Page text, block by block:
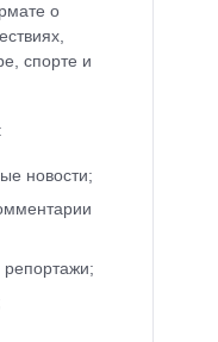
о
спорте и
новости;
репортажи;